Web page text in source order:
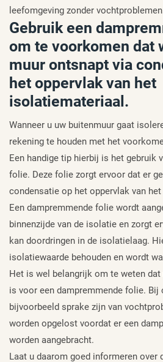
leefomgeving zonder
Gebruik een
om te voorkomen dat
muur ontsnapt via
het oppervlak van het
isolatiemateriaal.
Wanneer u uw buitenmuur gaat
rekening te houden met het
Een handige tip hierbij is het gebruik
folie. Deze folie zorgt ervoor dat er
condensatie op het oppervlak van
Een dampremmende folie wordt
binnenzijde van de isolatie en zorgt
kan doordringen in de isolatielaag.
isolatiewaarde behouden en wordt
Het is wel belangrijk om te weten
is voor een dampremmende folie. Bij
bijvoorbeeld sprake zijn van
worden opgelost voordat er een
worden aangebracht.
Laat u daarom goed informeren over